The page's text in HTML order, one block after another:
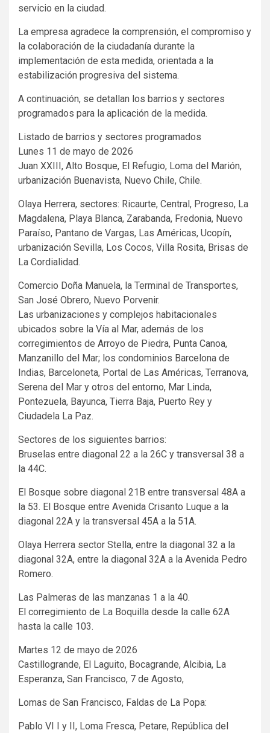
servicio en la ciudad.
La empresa agradece la comprensión, el compromiso y
la colaboración de la ciudadanía durante la
implementación de esta medida, orientada a la
estabilización progresiva del sistema.
A continuación, se detallan los barrios y sectores
programados para la aplicación de la medida.
Listado de barrios y sectores programados
Lunes 11 de mayo de 2026
Juan XXIII, Alto Bosque, El Refugio, Loma del Marión,
urbanización Buenavista, Nuevo Chile, Chile.
Olaya Herrera, sectores: Ricaurte, Central, Progreso, La
Magdalena, Playa Blanca, Zarabanda, Fredonia, Nuevo
Paraíso, Pantano de Vargas, Las Américas, Ucopín,
urbanización Sevilla, Los Cocos, Villa Rosita, Brisas de
La Cordialidad.
Comercio Doña Manuela, la Terminal de Transportes,
San José Obrero, Nuevo Porvenir.
Las urbanizaciones y complejos habitacionales
ubicados sobre la Vía al Mar, además de los
corregimientos de Arroyo de Piedra, Punta Canoa,
Manzanillo del Mar; los condominios Barcelona de
Indias, Barceloneta, Portal de Las Américas, Terranova,
Serena del Mar y otros del entorno, Mar Linda,
Pontezuela, Bayunca, Tierra Baja, Puerto Rey y
Ciudadela La Paz.
Sectores de los siguientes barrios:
Bruselas entre diagonal 22 a la 26C y transversal 38 a
la 44C.
El Bosque sobre diagonal 21B entre transversal 48A a
la 53. El Bosque entre Avenida Crisanto Luque a la
diagonal 22A y la transversal 45A a la 51A.
Olaya Herrera sector Stella, entre la diagonal 32 a la
diagonal 32A, entre la diagonal 32A a la Avenida Pedro
Romero.
Las Palmeras de las manzanas 1 a la 40.
El corregimiento de La Boquilla desde la calle 62A
hasta la calle 103.
Martes 12 de mayo de 2026
Castillogrande, El Laguito, Bocagrande, Alcibia, La
Esperanza, San Francisco, 7 de Agosto,
Lomas de San Francisco, Faldas de La Popa:
Pablo VI I y II, Loma Fresca, Petare, República del